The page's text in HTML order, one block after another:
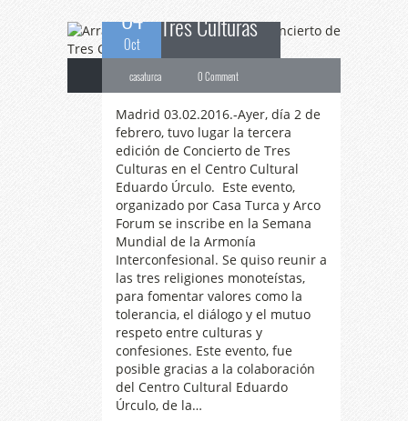
04
Oct
Tres Culturas
casaturca 0 Comment
Madrid 03.02.2016.-Ayer, día 2 de
febrero, tuvo lugar la tercera
edición de Concierto de Tres
Culturas en el Centro Cultural
Eduardo Úrculo. Este evento,
organizado por Casa Turca y Arco
Forum se inscribe en la Semana
Mundial de la Armonía
Interconfesional. Se quiso reunir a
las tres religiones monoteístas,
para fomentar valores como la
tolerancia, el diálogo y el mutuo
respeto entre culturas y
confesiones. Este evento, fue
posible gracias a la colaboración
del Centro Cultural Eduardo
Úrculo, de la…